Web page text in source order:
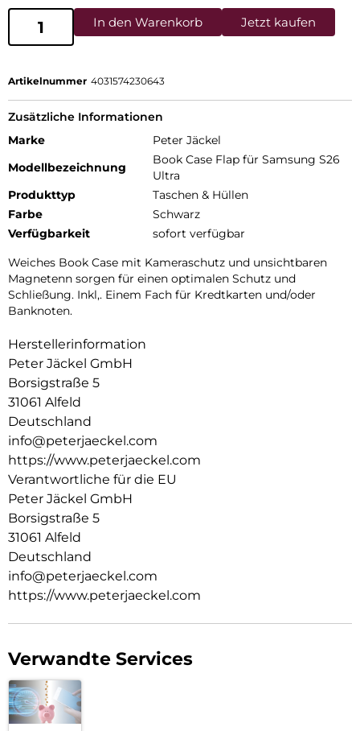
In den Warenkorb Jetzt kaufen
Artikelnummer 4031574230643
Zusätzliche Informationen
Marke
Peter Jäckel
Modellbezeichnung
Book Case Flap für Samsung S26
Ultra
Produkttyp
Taschen & Hüllen
Farbe
Schwarz
Verfügbarkeit
sofort verfügbar
Weiches Book Case mit Kameraschutz und unsichtbaren
Magnetenn sorgen für einen optimalen Schutz und
Schließung. Inkl,. Einem Fach für Kredtkarten und/oder
Banknoten.
Herstellerinformation
Peter Jäckel GmbH
Borsigstraße 5
31061 Alfeld
Deutschland
info@peterjaeckel.com
https://www.peterjaeckel.com
Verantwortliche für die EU
Peter Jäckel GmbH
Borsigstraße 5
31061 Alfeld
Deutschland
info@peterjaeckel.com
https://www.peterjaeckel.com
Verwandte Services